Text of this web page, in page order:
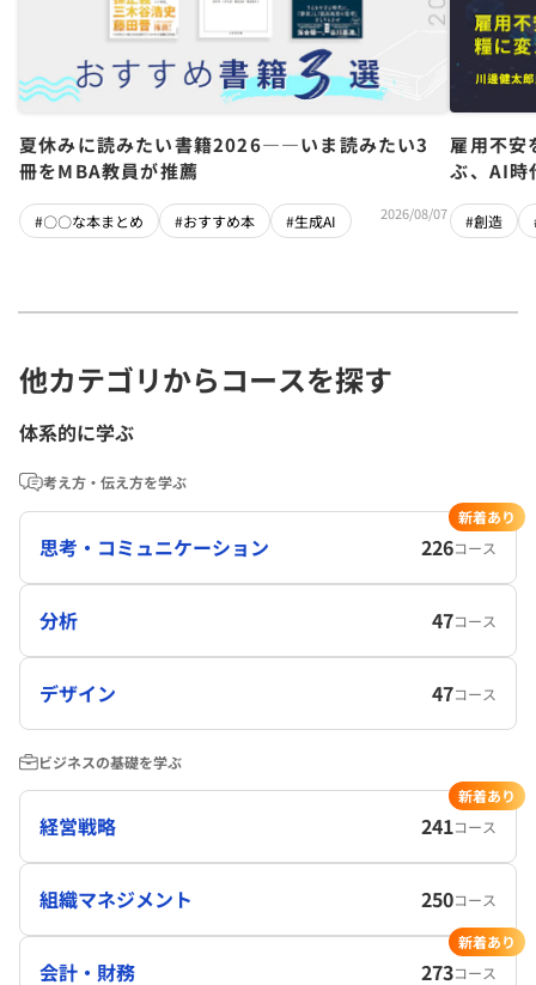
夏休みに読みたい書籍2026――いま読みたい3
冊をMBA教員が推薦
#〇〇な本まとめ #おすすめ本 #生成AI 2026/08/07
雇用不
ぶ、AI時
#創造
他カテゴリからコースを探す
体系的に学ぶ
考え方・伝え方を学ぶ
思考・コミュニケーション 226コース
新着あり
分析 47コース
デザイン 47コース
ビジネスの基礎を学ぶ
経営戦略 241コース
新着あり
組織マネジメント 250コース
会計・財務 273コース
新着あり